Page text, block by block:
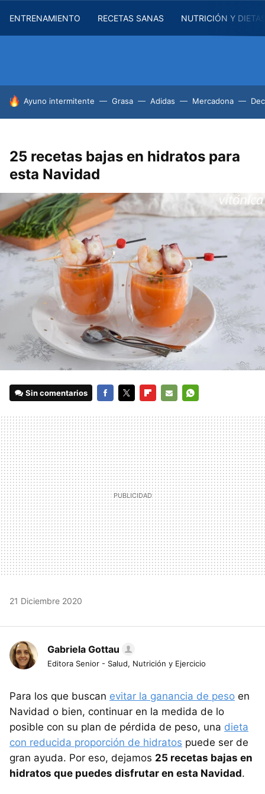
ENTRENAMIENTO RECETAS SANAS NUTRICIÓN Y
HOY SE HABLA DE
Ayuno intermitente Grasa Adidas Mercadona
25 recetas bajas en hidratos para
esta Navidad
Sin comentarios
MAIL
21 Diciembre 2020
Gabriela Gottau
Editora Senior - Salud, Nutrición y Ejercicio
Para los que buscan evitar la ganancia de peso en
Navidad o bien, continuar en la medida de lo
posible con su plan de pérdida de peso, una dieta
con reducida proporción de hidratos puede ser de
gran ayuda. Por eso, dejamos 25 recetas bajas en
hidratos que puedes disfrutar en esta Navidad.